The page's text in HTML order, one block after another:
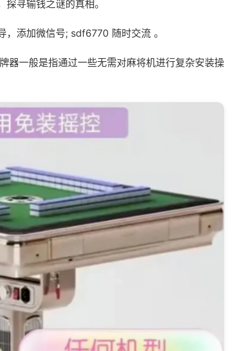
寻输钱之谜的真相。
添加微信号; sdf6770 随时交流 。
器一般是指通过一些无需对麻将机进行复杂安装操